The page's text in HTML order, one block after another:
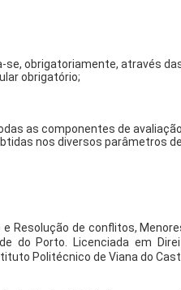
se, obrigatoriamente, através
obrigatório;
as componentes de
nos diversos parâmetros
Resolução de conflitos,
do Porto. Licenciada em
Politécnico de Viana do